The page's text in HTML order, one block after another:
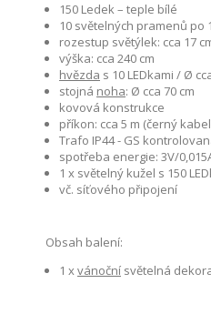
150 Ledek – teple bílé
10 světelných pramenů po
rozestup světýlek: cca 17
výška: cca 240 cm
hvězda s 10 LEDkami / Ø
stojná noha: Ø cca 70 cm
kovová konstrukce
příkon: cca 5 m (černý
Trafo IP44 - GS
spotřeba energie: 3V/
1 x světelný kužel s 150
vč. síťového připojení
Obsah balení:
1 xvánoční světelná